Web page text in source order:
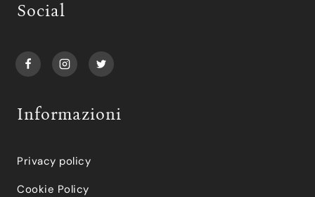
Social
Informazioni
Privacy policy
Cookie Policy